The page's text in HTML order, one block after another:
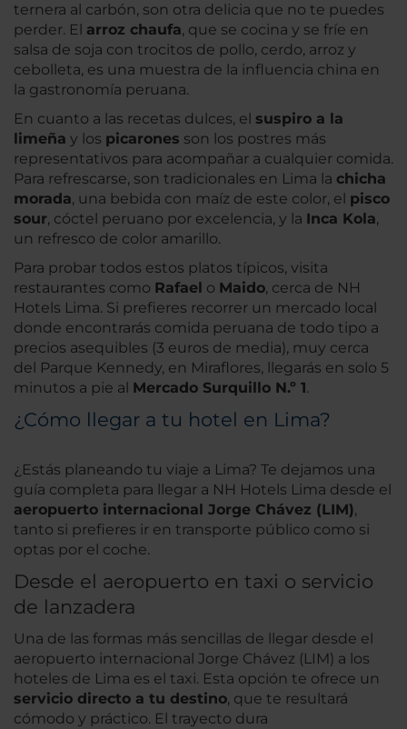
ternera al carbón, son otra delicia que no te puedes
perder. El arroz chaufa, que se cocina y se fríe en
salsa de soja con trocitos de pollo, cerdo, arroz y
cebolleta, es una muestra de la influencia china en
la gastronomía peruana.
En cuanto a las recetas dulces, el suspiro a la
limeña y los picarones son los postres más
representativos para acompañar a cualquier comida.
Para refrescarse, son tradicionales en Lima la chicha
morada, una bebida con maíz de este color, el pisco
sour, cóctel peruano por excelencia, y la Inca Kola,
un refresco de color amarillo.
Para probar todos estos platos típicos, visita
restaurantes como Rafael o Maido, cerca de NH
Hotels Lima. Si prefieres recorrer un mercado local
donde encontrarás comida peruana de todo tipo a
precios asequibles (3 euros de media), muy cerca
del Parque Kennedy, en Miraflores, llegarás en solo 5
minutos a pie al Mercado Surquillo N.º 1.
¿Cómo llegar a tu hotel en Lima?
¿Estás planeando tu viaje a Lima? Te dejamos una
guía completa para llegar a NH Hotels Lima desde el
aeropuerto internacional Jorge Chávez (LIM),
tanto si prefieres ir en transporte público como si
optas por el coche.
Desde el aeropuerto en taxi o servicio
de lanzadera
Una de las formas más sencillas de llegar desde el
aeropuerto internacional Jorge Chávez (LIM) a los
hoteles de Lima es el taxi. Esta opción te ofrece un
servicio directo a tu destino, que te resultará
cómodo y práctico. El trayecto dura